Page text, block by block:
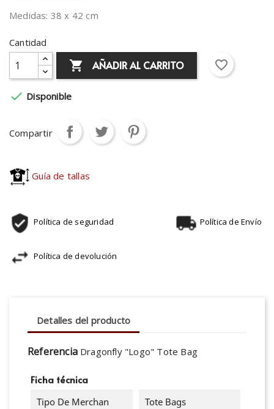
Medidas: 38 x 42 cm
Cantidad
 AÑADIR AL CARRITO favorite_border
 Disponible
Compartir
Guía de tallas
Política de seguridad Política de Envío
Política de devolución
Detalles del producto
Referencia Dragonfly "Logo" Tote Bag
Ficha técnica
Tipo De Merchan Tote Bags